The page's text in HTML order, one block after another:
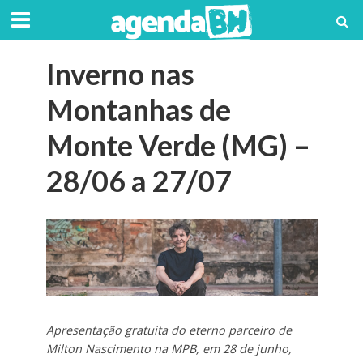
Inverno nas
Montanhas de
Monte Verde (MG) –
28/06 a 27/07
Apresentação gratuita do eterno parceiro de
Milton Nascimento na MPB, em 28 de junho,